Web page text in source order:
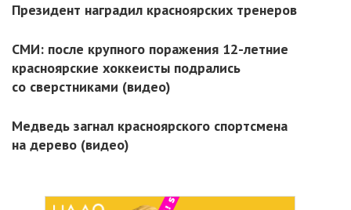
Президент наградил красноярских тренеров
СМИ: после крупного поражения 12-летние
красноярские хоккеисты подрались
со сверстниками (видео)
Медведь загнал красноярского спортсмена
на дерево (видео)